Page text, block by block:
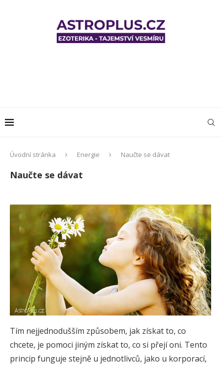
Úvodní stránka Energie Naučte se dávat
Naučte se dávat
Tím nejjednodušším způsobem, jak získat to, co
chcete, je pomoci jiným získat to, co si přejí oni. Tento
princip funguje stejně u jednotlivců, jako u korporací,